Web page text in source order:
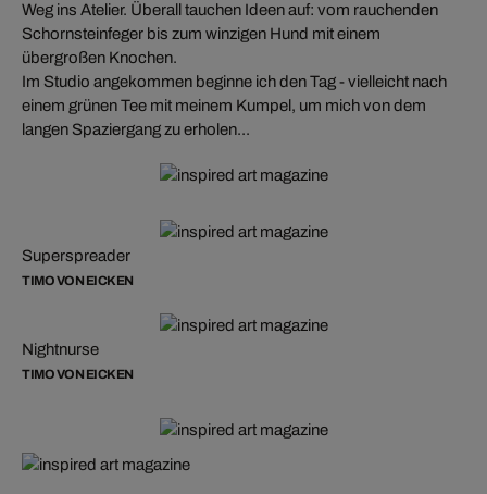
Weg ins Atelier. Überall tauchen Ideen auf: vom rauchenden
Schornsteinfeger bis zum winzigen Hund mit einem
übergroßen Knochen.
Im Studio angekommen beginne ich den Tag - vielleicht nach
einem grünen Tee mit meinem Kumpel, um mich von dem
langen Spaziergang zu erholen...
Superspreader
TIMO VON EICKEN
Nightnurse
TIMO VON EICKEN